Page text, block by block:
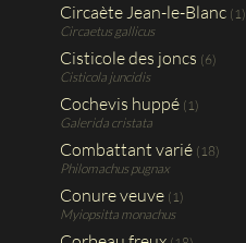
Circaète Jean-le-Blanc (1)
Circaetus gallicus
Cisticole des joncs (6)
Cisticola juncidis
Cochevis huppé (1)
Galerida cristata
Combattant varié (18)
Philomachus pugnax
Conure veuve (1)
Myiopsitta monachus